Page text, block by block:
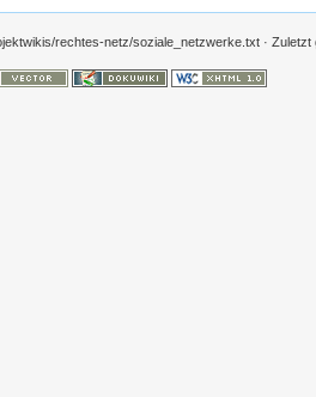
rechtes-netz/soziale_netzwerke.txt · Zuletzt